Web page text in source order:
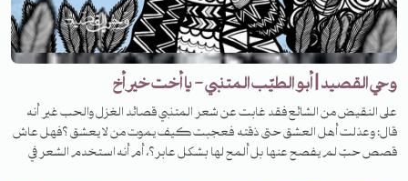
وحي القصيد | أبو الطيّب المتنبي - يا أخت خير أخ
على النقيض من الشائع فقد غابت عن شعر المتنبي قصائد الغزل والحب غير أنه
قال: وعذلت أهل العشق حتى ذقته فعجبت كيف يموت من لا يعشق ؟فهل عاش
قصص حبّ لم يفصح عنها بل ألمح لها بشكل عابر؟، أم أنه استخدم الشعر في